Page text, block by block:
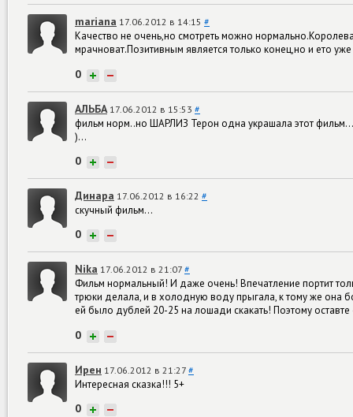
mariana 17.06.2012 в 14:15 #
Качество не очень,но смотреть можно
мрачноват.Позитивным является только конец,но и ето
0 + −
АЛЬБА 17.06.2012 в 15:53 #
фильм норм..но ШАРЛИЗ Терон одна украшала этот
)...
0 + −
Динара 17.06.2012 в 16:22 #
скучный фильм...
0 + −
Nika 17.06.2012 в 21:07 #
Фильм нормальный! И даже очень! Впечатление портит
трюки делала, и в холодную воду прыгала, к тому же она
ей было дублей 20-25 на лошади скакать! Поэтому
0 + −
Ирен 17.06.2012 в 21:27 #
Интересная сказка!!! 5+
0 + −